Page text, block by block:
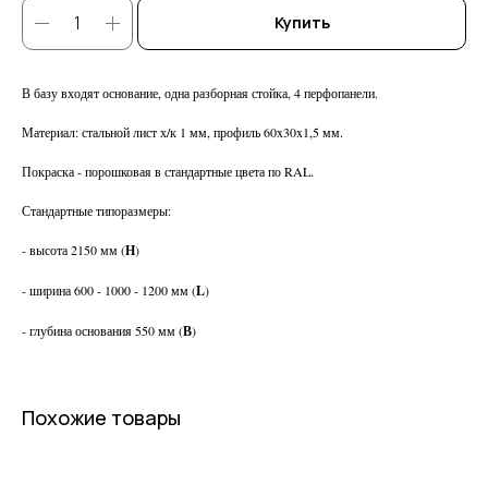
Купить
В базу входят основание, одна разборная стойка, 4 перфопанели.
Материал: стальной лист х/к 1 мм, профиль 60x30x1,5 мм.
Покраска - порошковая в стандартные цвета по RAL.
Стандартные типоразмеры:
- высота 2150 мм (Н)
- ширина 600 - 1000 - 1200 мм (L)
- глубина основания 550 мм (В)
Похожие товары